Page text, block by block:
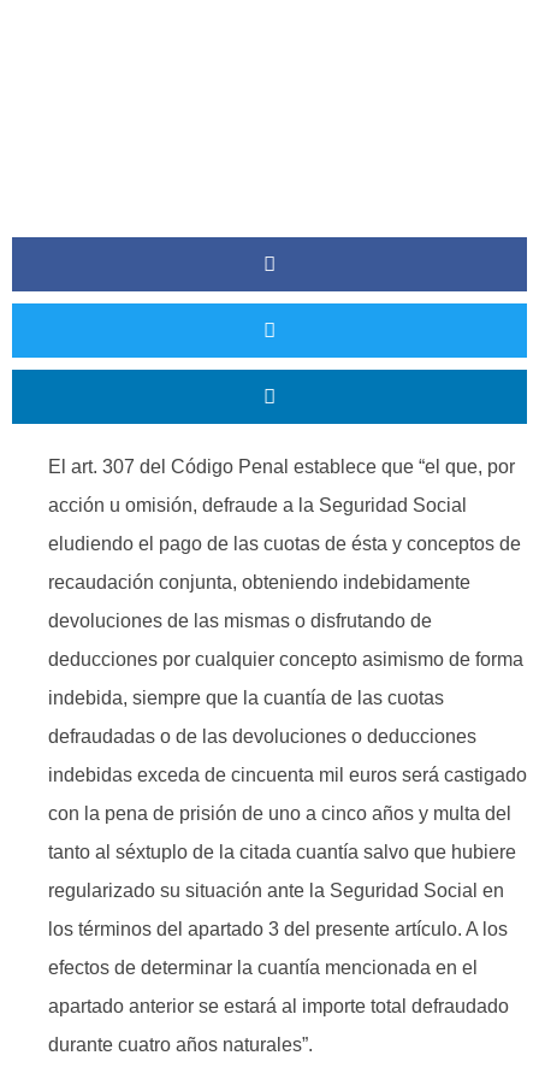
El art. 307 del Código Penal establece que “el que, por
acción u omisión, defraude a la Seguridad Social
eludiendo el pago de las cuotas de ésta y conceptos de
recaudación conjunta, obteniendo indebidamente
devoluciones de las mismas o disfrutando de
deducciones por cualquier concepto asimismo de forma
indebida, siempre que la cuantía de las cuotas
defraudadas o de las devoluciones o deducciones
indebidas exceda de cincuenta mil euros será castigado
con la pena de prisión de uno a cinco años y multa del
tanto al séxtuplo de la citada cuantía salvo que hubiere
regularizado su situación ante la Seguridad Social en
los términos del apartado 3 del presente artículo. A los
efectos de determinar la cuantía mencionada en el
apartado anterior se estará al importe total defraudado
durante cuatro años naturales”.